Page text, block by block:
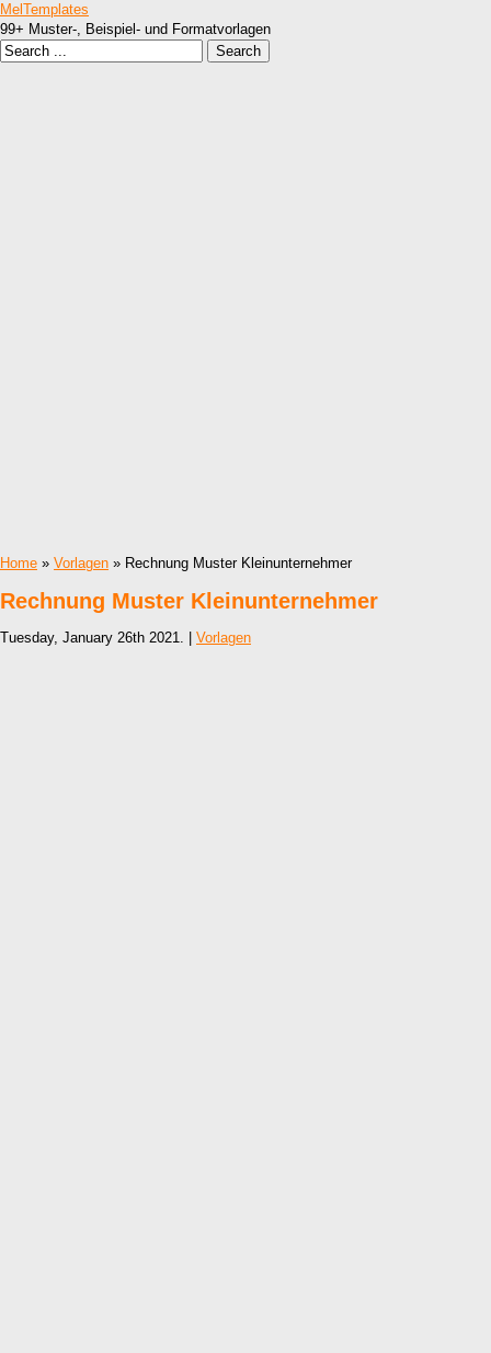
MelTemplates
99+ Muster-, Beispiel- und Formatvorlagen
Home » Vorlagen » Rechnung Muster Kleinunternehmer
Rechnung Muster Kleinunternehmer
Tuesday, January 26th 2021. | Vorlagen